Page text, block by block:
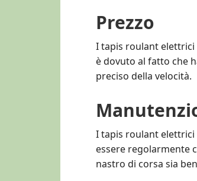
Prezzo
I tapis roulant
è dovuto al fatto che
preciso della velocità.
I tapis roulant
essere regolarmente
nastro di corsa sia